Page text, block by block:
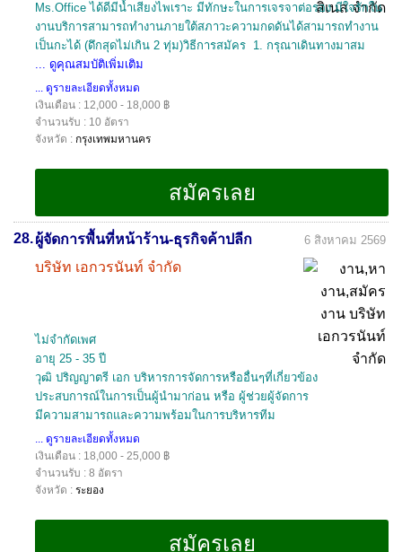
Ms.Office ได้ดีมีน้ำเสียงไพเราะ มีทักษะในการเจรจาต่อรอง มีใจรักใน
งานบริการสามารถทำงานภายใต้สภาวะความกดดันได้สามารถทำงาน
เป็นกะได้ (ดึกสุดไม่เกิน 2 ทุ่ม)วิธีการสมัคร 1. กรุณาเดินทางมาสม
... ดูคุณสมบัติเพิ่มเติม
... ดูรายละเอียดทั้งหมด
เงินเดือน : 12,000 - 18,000 ฿
จำนวนรับ : 10 อัตรา
จังหวัด : กรุงเทพมหานคร
28.ผู้จัดการพื้นที่หน้าร้าน-ธุรกิจค้าปลีก
บริษัท เอกวรนันท์ จำกัด
6 สิงหาคม 2569
ไม่จำกัดเพศ
อายุ 25 - 35 ปี
วุฒิ ปริญญาตรี เอก บริหารการจัดการหรืออื่นๆที่เกี่ยวข้อง
ประสบการณ์ในการเป็นผู้นำมาก่อน หรือ ผู้ช่วยผู้จัดการ
มีความสามารถและความพร้อมในการบริหารทีม
... ดูรายละเอียดทั้งหมด
เงินเดือน : 18,000 - 25,000 ฿
จำนวนรับ : 8 อัตรา
จังหวัด : ระยอง